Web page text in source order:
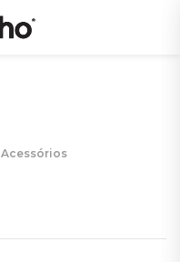
Acessórios